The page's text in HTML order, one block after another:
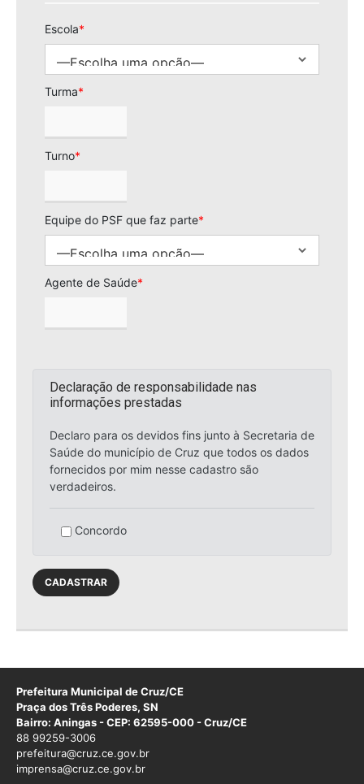
Escola*
Turma*
Turno*
Equipe do PSF que faz parte*
Agente de Saúde*
Declaração de responsabilidade nas
informações prestadas
Declaro para os devidos fins junto à Secretaria de
Saúde do município de Cruz que todos os dados
fornecidos por mim nesse cadastro são
verdadeiros.
Concordo
Prefeitura Municipal de Cruz/CE
Praça dos Três Poderes, SN
Bairro: Aningas - CEP: 62595-000 - Cruz/CE
88 99259-3006
prefeitura@cruz.ce.gov.br
imprensa@cruz.ce.gov.br